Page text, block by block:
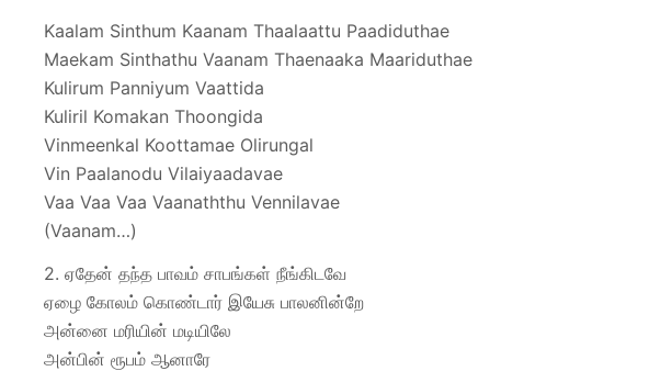
Kaalam Sinthum Kaanam Thaalaattu Paadiduthae
Maekam Sinthathu Vaanam Thaenaaka Maariduthae
Kulirum Panniyum Vaattida
Kuliril Komakan Thoongida
Vinmeenkal Koottamae Olirungal
Vin Paalanodu Vilaiyaadavae
Vaa Vaa Vaa Vaanaththu Vennilavae
(Vaanam…)
2. ஏதேன் தந்த பாவம் சாபங்கள் நீங்கிடவே
ஏழை கோலம் கொண்டார் இயேசு பாலனின்றே
அன்னை மரியின் மடியிலே
அன்பின் ரூபம் ஆனாரே